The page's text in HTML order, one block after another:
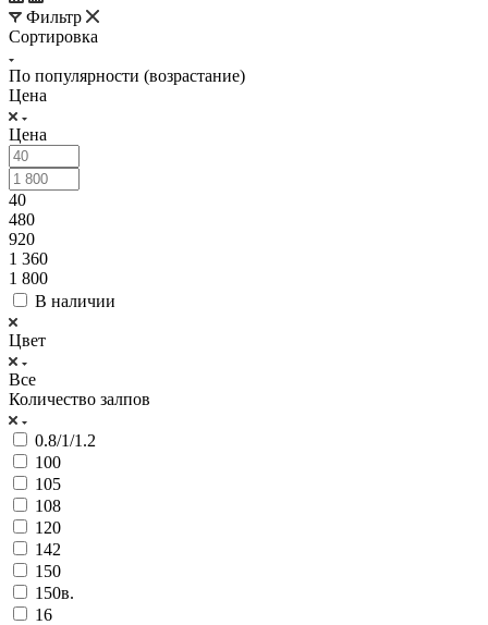
Фильтр
Сортировка
По популярности (возрастание)
Цена
Цена
40
480
920
1 360
1 800
В наличии
Цвет
Все
Количество залпов
0.8/1/1.2
100
105
108
120
142
150
150в.
16